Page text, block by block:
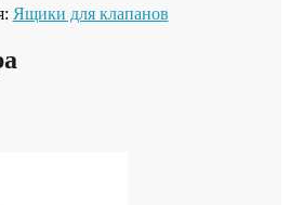
Ящики для клапанов